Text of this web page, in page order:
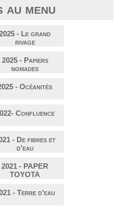
au menu
- Le grand
rivage
2025 - Papiers
nomades
- Océanités
Confluence
- De fibres et
d'eau
2021 - PAPER
TOYOTA
- Terre d'eau